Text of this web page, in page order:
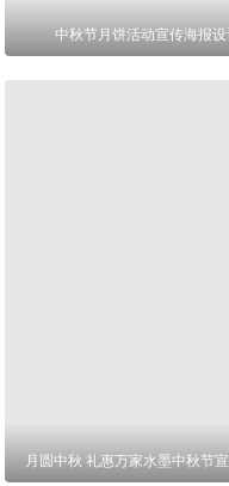
中秋节月饼活动宣传海报
月圆中秋 礼惠万家水墨中秋节